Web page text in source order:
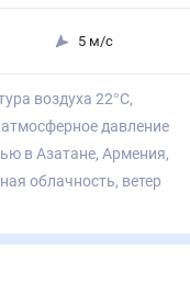
5 м/с
воздуха 22°С,
давление
в Азатане, Армения,
облачность, ветер